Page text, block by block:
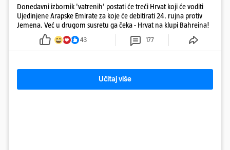
Donedavni izbornik 'vatrenih' postati će treći Hrvat koji će voditi
Ujedinjene Arapske Emirate za koje će debitirati 24. rujna protiv
Jemena. Već u drugom susretu ga čeka - Hrvat na klupi Bahreina!
43 177
Učitaj više